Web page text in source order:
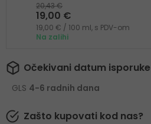
20,43 €
19,00 €
19,00 € / 100 ml, s PDV-om
Na zalihi
Očekivani datum isporuke
GLS 4-6 radnih dana
Zašto kupovati kod nas?